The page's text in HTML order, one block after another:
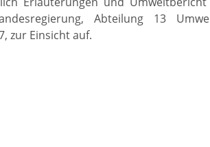
Abteilung 13
zur Einsicht auf.